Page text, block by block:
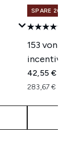
SPARE 20%
153 von
42,55 €
283,67 €